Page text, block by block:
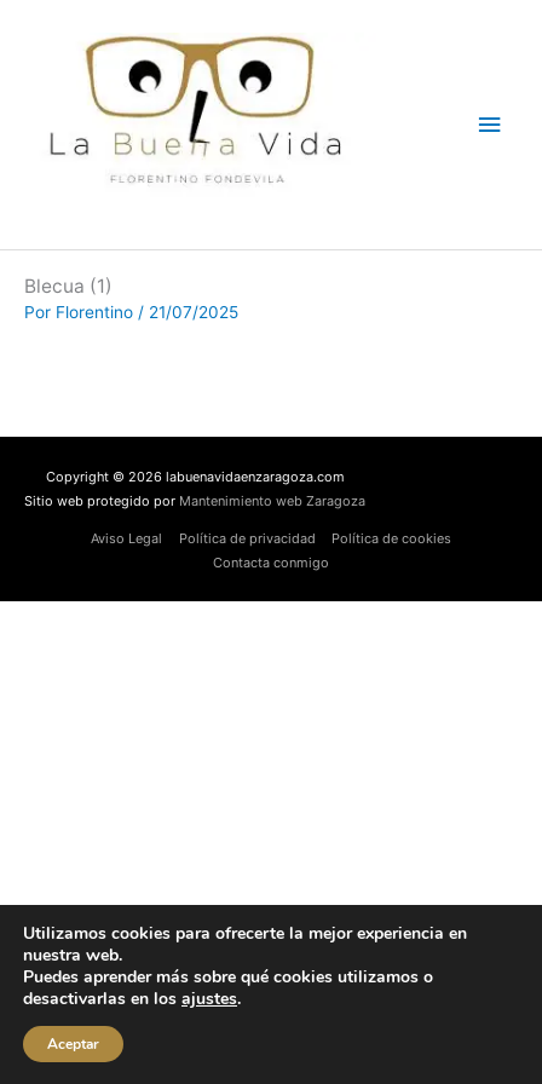
Blecua (1)
Por Florentino / 21/07/2025
Copyright © 2026 labuenavidaenzaragoza.com
Sitio web protegido por Mantenimiento web Zaragoza
Aviso Legal Política de privacidad
Política de cookies
Contacta conmigo
Utilizamos cookies para ofrecerte la mejor experiencia en
nuestra web.
Puedes aprender más sobre qué cookies utilizamos o
desactivarlas en los ajustes.
Aceptar